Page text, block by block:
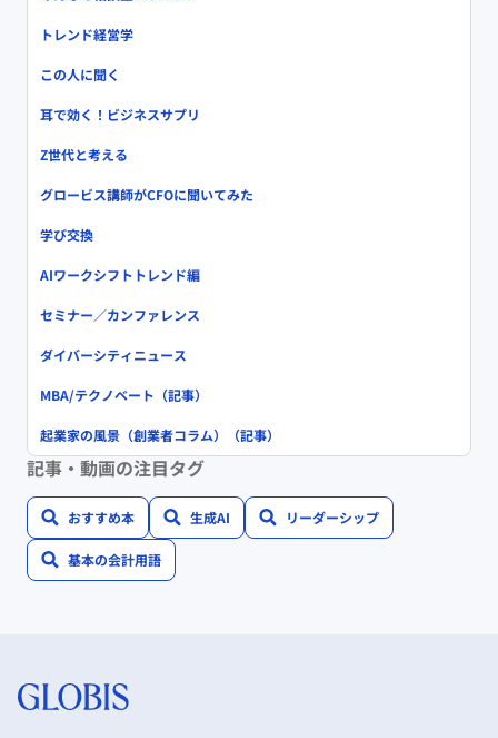
トレンド経営学
この人に聞く
耳で効く！ビジネスサプリ
Z世代と考える
グロービス講師がCFOに聞いてみた
学び交換
AIワークシフトトレンド編
セミナー／カンファレンス
ダイバーシティニュース
MBA/テクノベート（記事）
起業家の風景（創業者コラム）（記事）
記事・動画の注目タグ
おすすめ本 生成AI リーダーシップ
基本の会計用語